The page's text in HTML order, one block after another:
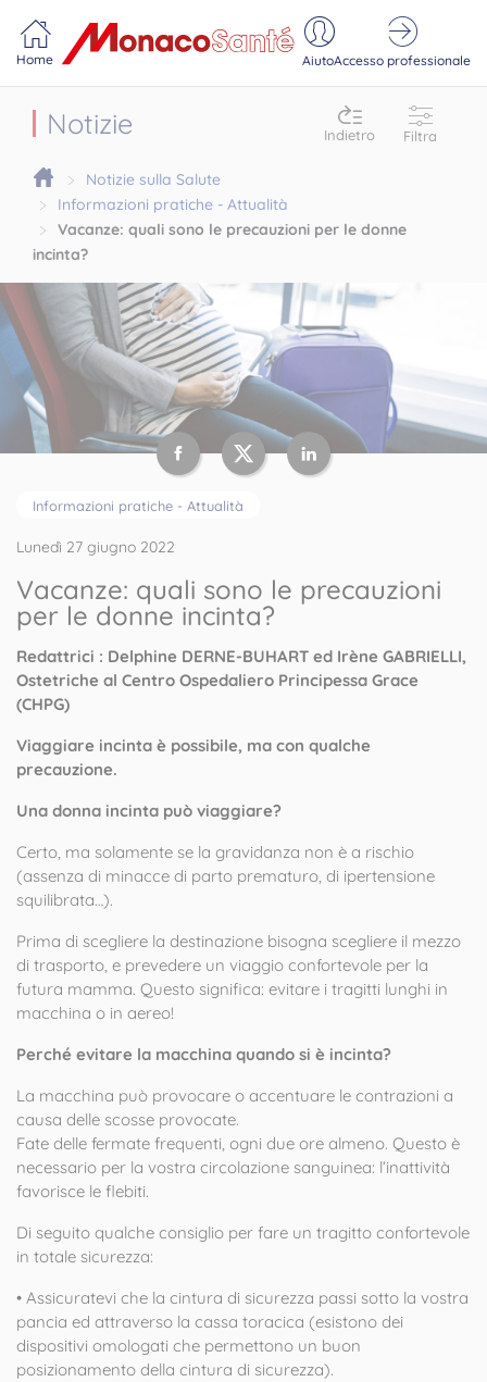
Home AiutoAccesso professionale
Notizie Indietro Filtra
Notizie sulla Salute
Informazioni pratiche - Attualità
Vacanze: quali sono le precauzioni per le donne
incinta?
Informazioni pratiche - Attualità
Lunedì 27 giugno 2022
Vacanze: quali sono le precauzioni
per le donne incinta?
Redattrici : Delphine DERNE-BUHART ed Irène GABRIELLI,
Ostetriche al Centro Ospedaliero Principessa Grace
(CHPG)
Viaggiare incinta è possibile, ma con qualche
precauzione.
Una donna incinta può viaggiare?
Certo, ma solamente se la gravidanza non è a rischio
(assenza di minacce di parto prematuro, di ipertensione
squilibrata…).
Prima di scegliere la destinazione bisogna scegliere il mezzo
di trasporto, e prevedere un viaggio confortevole per la
futura mamma. Questo significa: evitare i tragitti lunghi in
macchina o in aereo!
Perché evitare la macchina quando si è incinta?
La macchina può provocare o accentuare le contrazioni a
causa delle scosse provocate.
Fate delle fermate frequenti, ogni due ore almeno. Questo è
necessario per la vostra circolazione sanguinea: l’inattività
favorisce le flebiti.
Di seguito qualche consiglio per fare un tragitto confortevole
in totale sicurezza:
• Assicuratevi che la cintura di sicurezza passi sotto la vostra
pancia ed attraverso la cassa toracica (esistono dei
dispositivi omologati che permettono un buon
posizionamento della cintura di sicurezza).